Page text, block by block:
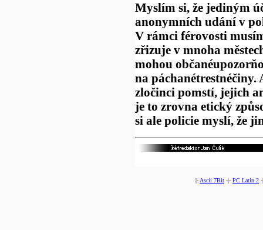
Myslím si, že jediným
anonymních udání v
V rámci férovosti
zřizuje v mnoha
mohou
na páchanétrestnéčiny.
zločinci pomstí, jejich
je to zrovna etický
si ale policie myslí, že
|- Ascii 7Bit -|- PC Latin 2